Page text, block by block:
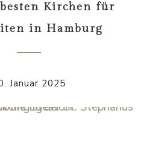
Kirchen für
in Hamburg
Januar 2025